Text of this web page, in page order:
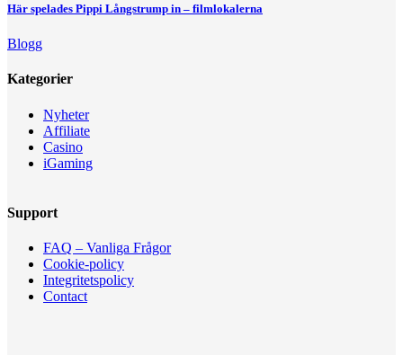
Här spelades Pippi Långstrump in – filmlokalerna
Blogg
Kategorier
Nyheter
Affiliate
Casino
iGaming
Support
FAQ – Vanliga Frågor
Cookie-policy
Integritetspolicy
Contact